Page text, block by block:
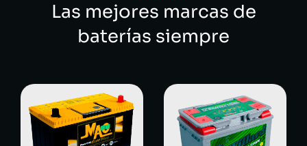
Las mejores marcas de
baterías siempre